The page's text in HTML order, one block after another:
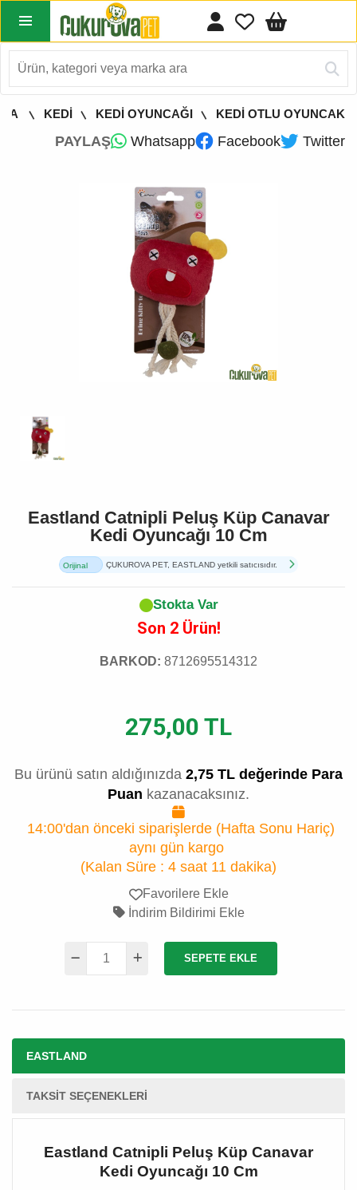
KEDİ KEDİ OYUNCAĞI KEDİ OTLU OYUNCAK
PAYLAŞ Whatsapp Facebook Twitter
Eastland Catnipli Peluş Küp Canavar
Kedi Oyuncağı 10 Cm
Orijinal
ÇUKUROVA PET, EASTLAND yetkili satıcısıdır.
Stokta Var
Son 2 Ürün!
BARKOD: 8712695514312
275,00 TL
Bu ürünü satın aldığınızda 2,75 TL değerinde Para
Puan kazanacaksınız.
14:00'dan önceki siparişlerde (Hafta Sonu Hariç)
aynı gün kargo
(Kalan Süre : 4 saat 11 dakika)
Favorilere Ekle
İndirim Bildirimi Ekle
SEPETE EKLE
EASTLAND
TAKSIT SEÇENEKLERI
Eastland Catnipli Peluş Küp Canavar
Kedi Oyuncağı 10 Cm